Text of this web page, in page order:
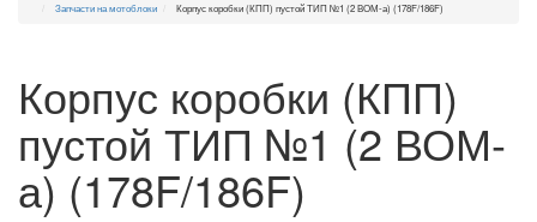
Запчасти на мотоблоки Корпус коробки (КПП) пустой ТИП №1 (2 ВОМ-а) (178F/186F)
Корпус коробки (КПП)
пустой ТИП №1 (2 ВОМ-
а) (178F/186F)